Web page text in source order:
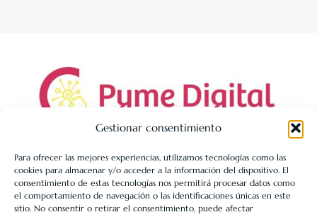
Gestionar consentimiento
Para ofrecer las mejores experiencias, utilizamos tecnologías como las
cookies para almacenar y/o acceder a la información del dispositivo. El
consentimiento de estas tecnologías nos permitirá procesar datos como
el comportamiento de navegación o las identificaciones únicas en este
sitio. No consentir o retirar el consentimiento, puede afectar
LIBRERÍA UNIVERSITARIA LEÓN 1980 SLL ha sido beneficiaria
de Fondos Europeos, cuyo objetivo es la mejora de la
competitividad de las PYMES, y gracias al cual ha puesto en